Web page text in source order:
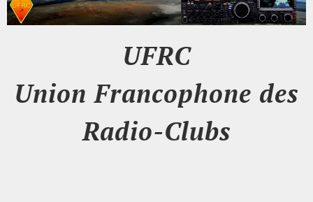
UFRC
Union Francophone des
Radio-Clubs